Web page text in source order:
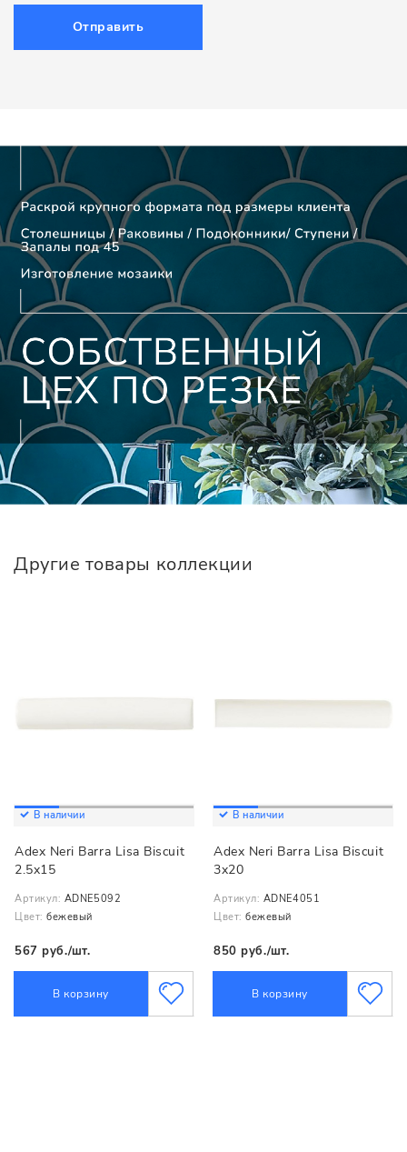
Отправить
Другие товары коллекции
В наличии
Adex Neri Barra Lisa Biscuit
2.5x15
Артикул: ADNE5092
Цвет: бежевый
567 руб./шт.
В корзину
В наличии
Adex Neri Barra Lisa Biscuit
3x20
Артикул: ADNE4051
Цвет: бежевый
850 руб./шт.
В корзину